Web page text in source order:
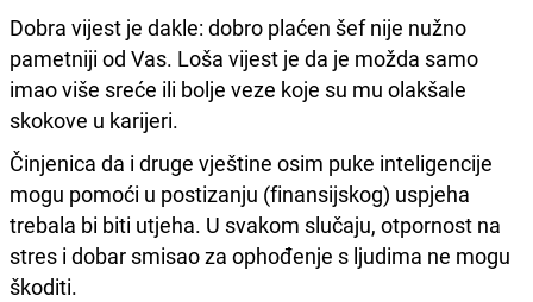
Dobra vijest je dakle: dobro plaćen šef nije nužno
pametniji od Vas. Loša vijest je da je možda samo
imao više sreće ili bolje veze koje su mu olakšale
skokove u karijeri.
Činjenica da i druge vještine osim puke inteligencije
mogu pomoći u postizanju (finansijskog) uspjeha
trebala bi biti utjeha. U svakom slučaju, otpornost na
stres i dobar smisao za ophođenje s ljudima ne mogu
škoditi.